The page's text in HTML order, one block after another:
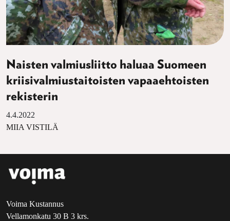
Naisten valmiusliitto haluaa Suomeen
kriisivalmiustaitoisten vapaaehtoisten
rekisterin
4.4.2022
MIIA VISTILÄ
Voima Kustannus
Vellamonkatu 30 B 3 krs.